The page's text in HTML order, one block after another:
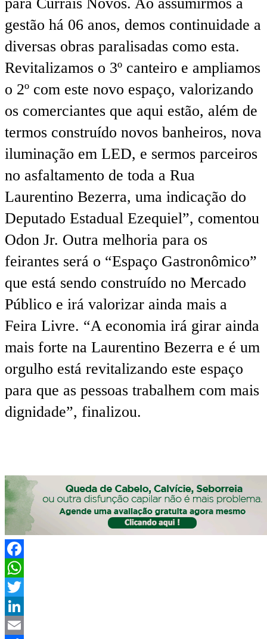
para Currais Novos. Ao assumirmos a
gestão há 06 anos, demos continuidade a
diversas obras paralisadas como esta.
Revitalizamos o 3º canteiro e ampliamos
o 2º com este novo espaço, valorizando
os comerciantes que aqui estão, além de
termos construído novos banheiros, nova
iluminação em LED, e sermos parceiros
no asfaltamento de toda a Rua
Laurentino Bezerra, uma indicação do
Deputado Estadual Ezequiel”, comentou
Odon Jr. Outra melhoria para os
feirantes será o “Espaço Gastronômico”
que está sendo construído no Mercado
Público e irá valorizar ainda mais a
Feira Livre. “A economia irá girar ainda
mais forte na Laurentino Bezerra e é um
orgulho está revitalizando este espaço
para que as pessoas trabalhem com mais
dignidade”, finalizou.
Facebook
WhatsApp
Twitter
LinkedIn